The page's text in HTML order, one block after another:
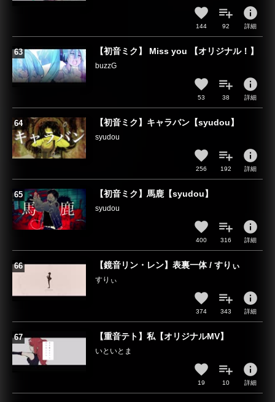
144 92
info
詳細
【初音ミク】 Miss you 【オリジナル！】
buzzG
53 38
info
詳細
【初音ミク】キャラバン【syudou】
syudou
256 192
info
詳細
【初音ミク】馬鹿【syudou】
syudou
400 316
info
詳細
【鏡音リン・レン】表裏一体 / すりぃ
すりぃ
374 343
info
詳細
【重音テト】私【オリジナルMV】
いといとま
19 10
info
詳細